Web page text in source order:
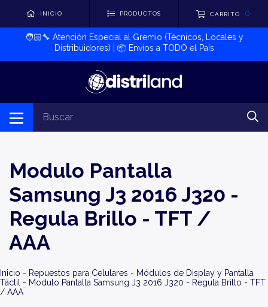
INICIO PRODUCTOS CARRITO 0
🧑🏻‍🔧​ Atención Especial al Gremio (Técnicos, Locales y
Distribuidores) | 📦​ Envíos a TODO el País
Modulo Pantalla
Samsung J3 2016 J320 -
Regula Brillo - TFT /
AAA
Inicio - Repuestos para Celulares - Módulos de Display y Pantalla
Táctil
- Modulo Pantalla Samsung J3 2016 J320 - Regula Brillo - TFT
/ AAA